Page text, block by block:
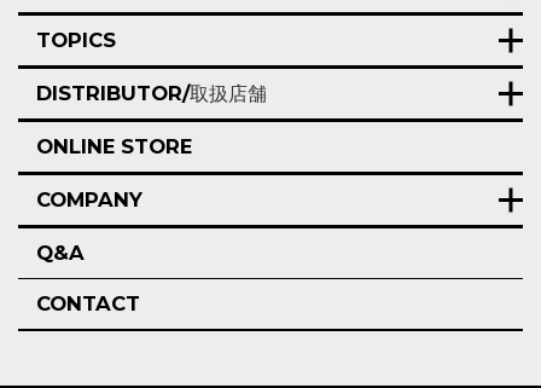
TOPICS
DISTRIBUTOR/取扱店舗
ONLINE STORE
COMPANY
Q&A
CONTACT